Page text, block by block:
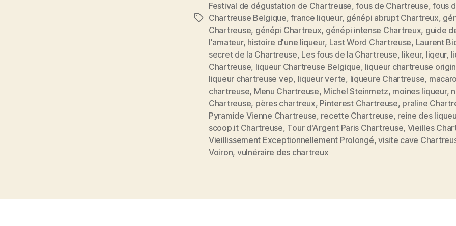
Étiquettes
Festival de dégustation de Chartreuse,fous de Chartreuse,fous
Chartreuse Belgique,france liqueur, génépi abrupt Chartreux,
Chartreuse, génépi Chartreux, génépi intense Chartreux, guide
l'amateur, histoire d'une liqueur, Last Word Chartreuse, Laurent
secret de la Chartreuse, Les fous de la Chartreuse, likeur, liqeur,
Chartreuse, liqueur Chartreuse Belgique, liqueur chartreuse
liqueur chartreuse vep, liqueur verte, liqueure Chartreuse,
chartreuse, Menu Chartreuse, Michel Steinmetz, moines liqueur,
Chartreuse, pères chartreux, Pinterest Chartreuse, praline
Pyramide Vienne Chartreuse, recette Chartreuse, reine des
scoop.it Chartreuse, Tour d'Argent Paris Chartreuse, Vieilles
Vieillissement Exceptionnellement Prolongé,visite cave
Voiron, vulnéraire des chartreux